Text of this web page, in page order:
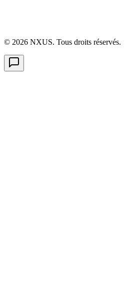
© 2026 NXUS. Tous droits réservés.